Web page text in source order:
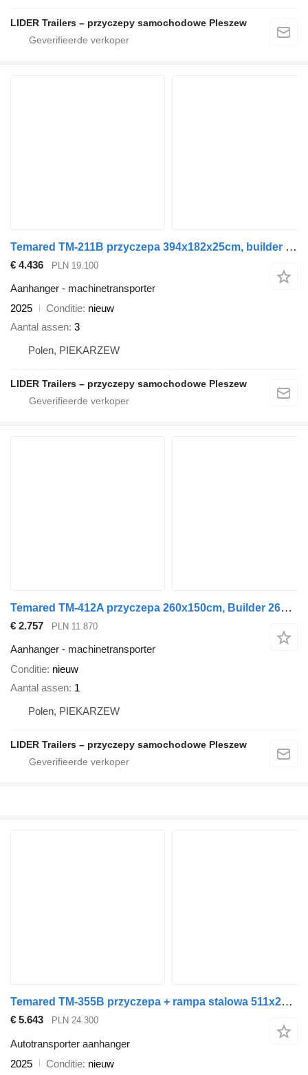
LIDER Trailers – przyczepy samochodowe Pleszew
Temared TM-211B przyczepa 394x182x25cm, builder 3 4018/3 NEW 4018, do pr
€ 4.436 PLN 19.100
Aanhanger - machinetransporter
2025
Conditie nieuw
Aantal assen 3
Polen, PIEKARZEW
LIDER Trailers – przyczepy samochodowe Pleszew
Temared TM-412A przyczepa 260x150cm, Builder 2615, do przewozu minikopar
€ 2.757 PLN 11.870
Aanhanger - machinetransporter
Conditie nieuw
Aantal assen 1
Polen, PIEKARZEW
LIDER Trailers – przyczepy samochodowe Pleszew
Temared TM-355B przyczepa + rampa stalowa 511x215x30cm, Universal 5121/3
€ 5.643 PLN 24.300
Autotransporter aanhanger
2025
Conditie nieuw